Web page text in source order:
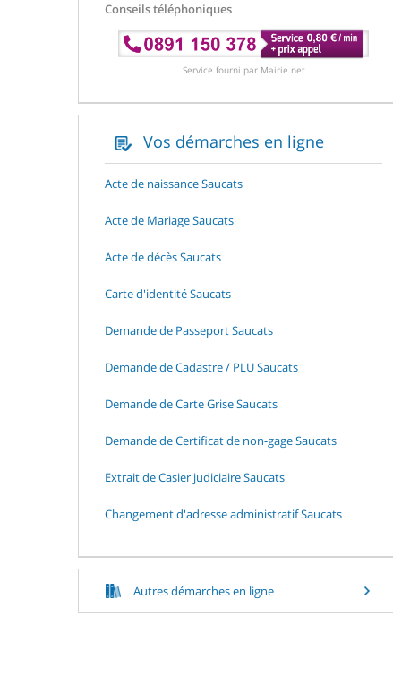
Conseils téléphoniques
Service fourni par Mairie.net
Vos démarches en ligne
Acte de naissance Saucats
Acte de Mariage Saucats
Acte de décès Saucats
Carte d'identité Saucats
Demande de Passeport Saucats
Demande de Cadastre / PLU Saucats
Demande de Carte Grise Saucats
Demande de Certificat de non-gage Saucats
Extrait de Casier judiciaire Saucats
Changement d'adresse administratif Saucats
Autres démarches en ligne